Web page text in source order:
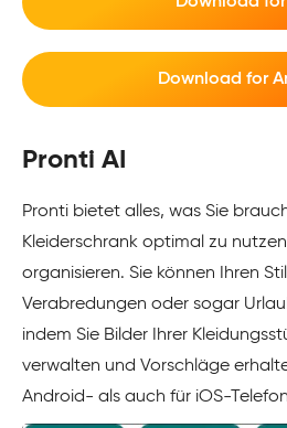
Download for
Pronti AI
Pronti bietet alles, was Sie
Kleiderschrank optimal zu
organisieren. Sie können Ihren
Verabredungen oder sogar
indem Sie Bilder Ihrer
verwalten und Vorschläge
Android- als auch für iOS-